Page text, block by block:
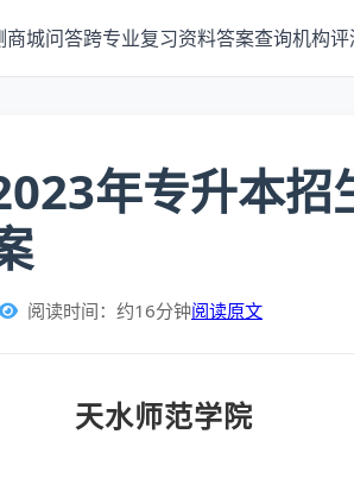
商城问答跨专业复习资料答案查询机构
年专升本招
阅读时间：约16分钟阅读原文
天水师范学院